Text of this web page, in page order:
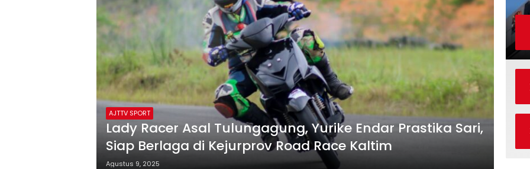
AJTTV SPORT
Lady Racer Asal Tulungagung, Yurike Endar Prastika Sari,
Siap Berlaga di Kejurprov Road Race Kaltim
Agustus 9, 2025